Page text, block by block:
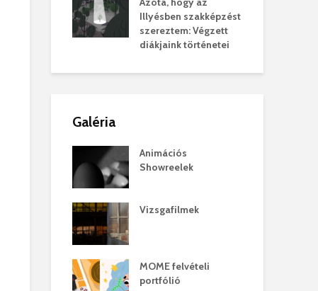
Illyésben szakképzést
szereztem: Végzett
diákjaink történetei
Galéria
Animációs
Showreelek
Vizsgafilmek
MOME felvételi
portfólió